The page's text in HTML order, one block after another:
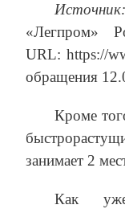
Источник:
«Легпром»
URL: https://
обращения
Кроме
занимает 2
Как